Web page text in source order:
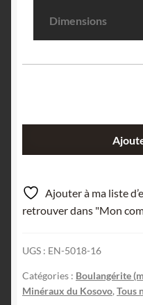
Dimensions
et
Boulangérite,
Trepca,
Ajouter à ma liste
retrouver dans "Mon
UGS : EN-5018-16
Catégories : Boulangérite
Minéraux du Kosovo, Tous